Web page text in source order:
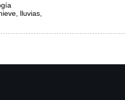
lluvias,